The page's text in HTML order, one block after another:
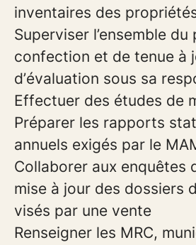
inventaires des
Superviser l’ensemble
confection et de tenue à
d’évaluation sous sa
Effectuer des études de
Préparer les rapports
annuels exigés par le
Collaborer aux enquêtes
mise à jour des dossiers
visés par une vente
Renseigner les MRC,